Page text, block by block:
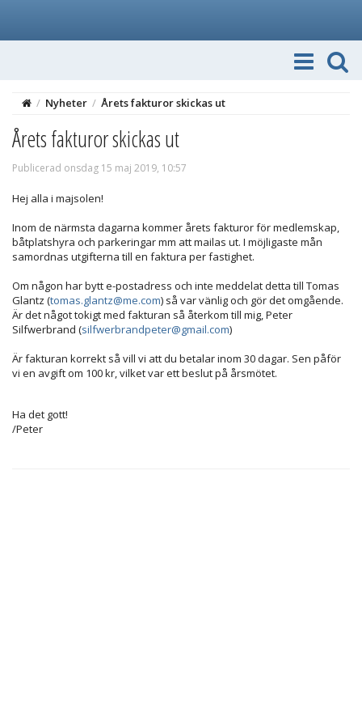
/ Nyheter / Årets fakturor skickas ut
Årets fakturor skickas ut
Publicerad onsdag 15 maj 2019, 10:57
Hej alla i majsolen!
Inom de närmsta dagarna kommer årets fakturor för medlemskap,
båtplatshyra och parkeringar mm att mailas ut. I möjligaste mån
samordnas utgifterna till en faktura per fastighet.
Om någon har bytt e-postadress och inte meddelat detta till Tomas
Glantz (tomas.glantz@me.com) så var vänlig och gör det omgående.
Är det något tokigt med fakturan så återkom till mig, Peter
Silfwerbrand (silfwerbrandpeter@gmail.com)
Är fakturan korrekt så vill vi att du betalar inom 30 dagar. Sen påför
vi en avgift om 100 kr, vilket var ett beslut på årsmötet.
Ha det gott!
/Peter